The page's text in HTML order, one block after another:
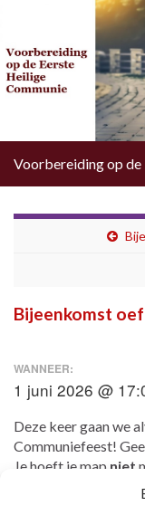
Voorbereiding op
Bijeenkomst
WANNEER:
1 juni 2026 @
Deze keer gaan we
Communiefeest!
Je hoeft je map niet
duurt langer de